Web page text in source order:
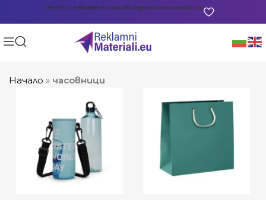
0878 722 8650888 903 601office@reklamnimateriali.eu
Начало » часовници